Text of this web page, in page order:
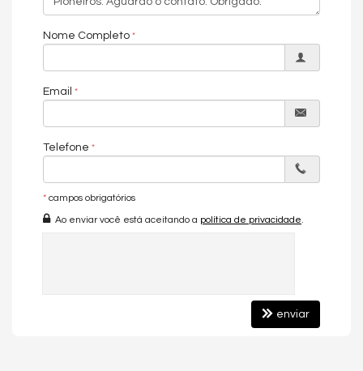
com ambientes decorados e equipados no padrão que
Lazer e Comodidades de Alto Padrão
O empreendimento conta com uma área de lazer que
impressiona pela variedade e sofisticação:
Academia
Brinquedoteca
Espaço gourmet
Nome Completo
Email
Telefone
* campos obrigatórios
Ao enviar você está aceitando a política de privacidade
enviar